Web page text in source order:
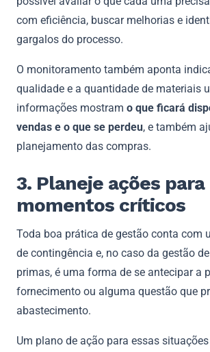
com eficiência, buscar melhorias e
gargalos do processo.
O monitoramento também aponta
qualidade e a quantidade de materiais
informações mostram o que ficará
vendas e o que se perdeu, e também
planejamento das compras.
3. Planeje ações para
momentos críticos
Toda boa prática de gestão conta com
de contingência e, no caso da gestão
primas, é uma forma de se antecipar a
fornecimento ou alguma questão que
abastecimento.
Um plano de ação para essas